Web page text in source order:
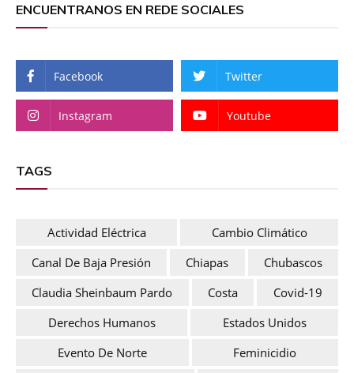
ENCUENTRANOS EN REDE SOCIALES
Facebook Twitter
Instagram Youtube
TAGS
Actividad Eléctrica
Cambio Climático
Canal De Baja Presión
Chiapas
Chubascos
Claudia Sheinbaum Pardo
Costa
Covid-19
Derechos Humanos
Estados Unidos
Evento De Norte
Feminicidio